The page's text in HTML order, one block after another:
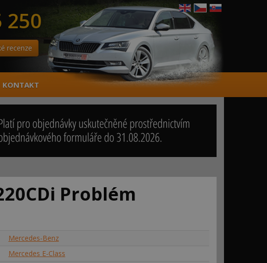
250
recenze
KONTAKT
Problém
Mercedes-Benz
Mercedes E-Class